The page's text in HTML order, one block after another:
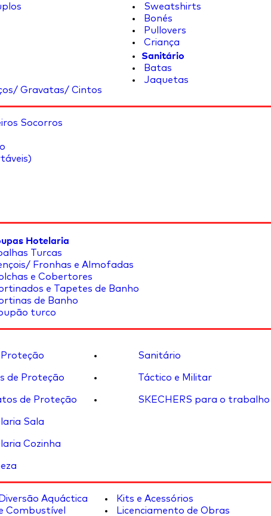
Gravatas/ Cintos
Sweatshirts
Bonés
Pullovers
Criança
Sanitário
Batas
Jaquetas
Socorros
Hotelaria
Turcas
Fronhas e Almofadas
e Cobertores
e Tapetes de Banho
de Banho
turco
de Proteção
de Proteção
Sala
Cozinha
Sanitário
Táctico e Militar
SKECHERS para o trabalho
Aquáctica
Combustível
Kits e Acessórios
Licenciamento de Obras